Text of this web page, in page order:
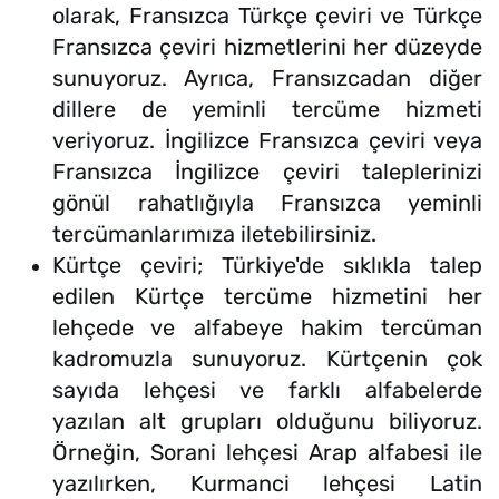
olarak, Fransızca Türkçe çeviri ve Türkçe
Fransızca çeviri hizmetlerini her düzeyde
sunuyoruz. Ayrıca, Fransızcadan diğer
dillere de yeminli tercüme hizmeti
veriyoruz. İngilizce Fransızca çeviri veya
Fransızca İngilizce çeviri taleplerinizi
gönül rahatlığıyla Fransızca yeminli
tercümanlarımıza iletebilirsiniz.
Kürtçe çeviri; Türkiye'de sıklıkla talep
edilen Kürtçe tercüme hizmetini her
lehçede ve alfabeye hakim tercüman
kadromuzla sunuyoruz. Kürtçenin çok
sayıda lehçesi ve farklı alfabelerde
yazılan alt grupları olduğunu biliyoruz.
Örneğin, Sorani lehçesi Arap alfabesi ile
yazılırken, Kurmanci lehçesi Latin